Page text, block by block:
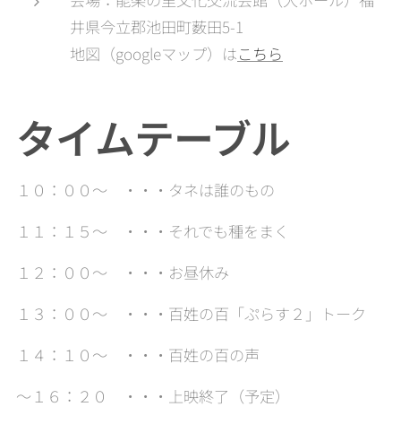
井県今立郡池田町薮田5-1
地図（googleマップ）はこちら
タイムテーブル
１０：００～ ・・・タネは誰のもの
１１：１５～ ・・・それでも種をまく
１２：００～ ・・・お昼休み
１３：００～ ・・・百姓の百「ぷらす２」トーク
１４：１０～ ・・・百姓の百の声
～１６：２０ ・・・上映終了（予定）